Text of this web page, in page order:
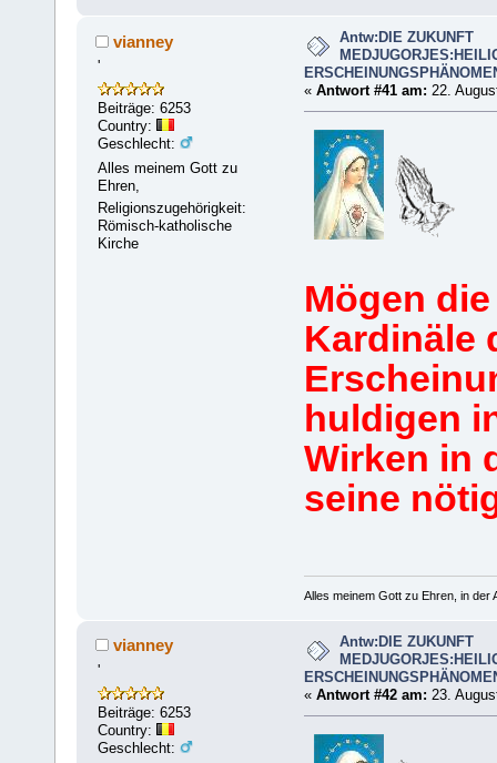
vianney
'
Beiträge: 6253
Country:
Geschlecht:
Alles meinem Gott zu
Ehren,
Religionszugehörigkeit:
Römisch-katholische
Kirche
Antw:DIE ZUKUNFT
« Antwort #41 am: 22.
Mögen
Kardinäle
huldigen
Wirken in
seine
Alles meinem Gott zu Ehren, in der
vianney
'
Beiträge: 6253
Country:
Geschlecht:
Antw:DIE ZUKUNFT
« Antwort #42 am: 23.